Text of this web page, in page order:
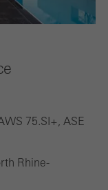
75.SI+, ASE
Rhine-